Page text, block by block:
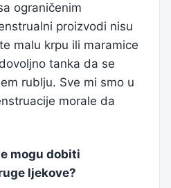
ograničenim
proizvodi nisu
malu krpu ili maramice
tanka da se
rublju. Sve mi smo u
morale da
mogu dobiti
ljekove?